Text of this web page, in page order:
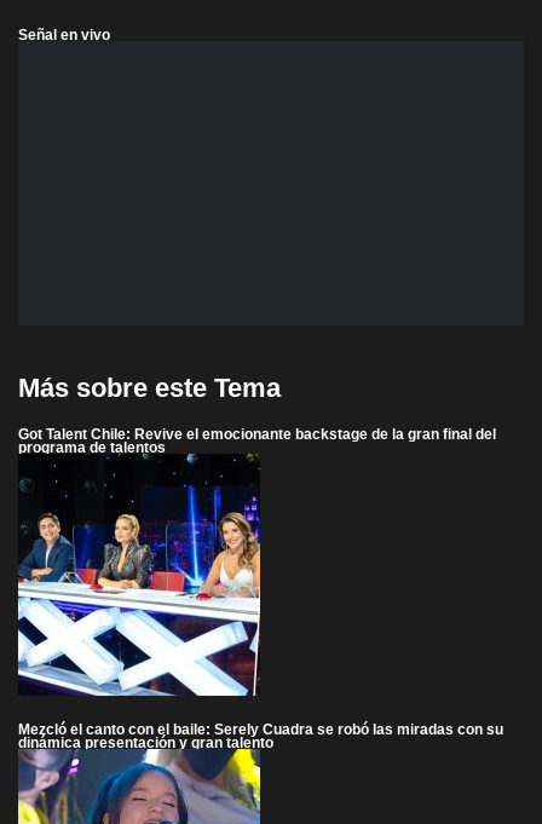
Señal en vivo
Más sobre este Tema
Got Talent Chile: Revive el emocionante backstage de la gran final del
programa de talentos
Mezcló el canto con el baile: Serely Cuadra se robó las miradas con su
dinámica presentación y gran talento